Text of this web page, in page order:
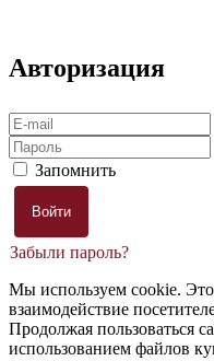
Авторизация
Запомнить
Забыли пароль?
Мы используем cookie. Это
взаимодействие
Продолжая пользоваться
использованием файлов